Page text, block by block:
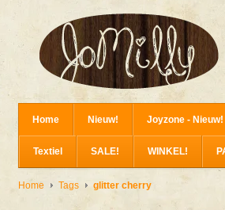
Home Nieuw! Joyzone - Nieuw!
Textiel SALE! WINKEL!
Home Tags glitter cherry